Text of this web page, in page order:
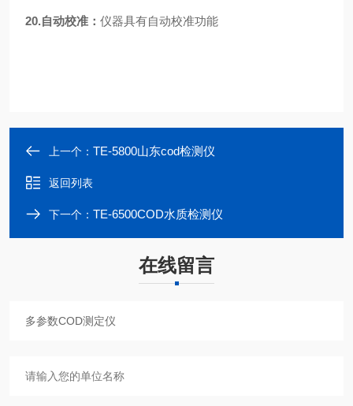
20.自动校准： 仪器具有自动校准功能
上一个： TE-5800山东cod检测仪
返回列表
下一个： TE-6500COD水质检测仪
在线留言